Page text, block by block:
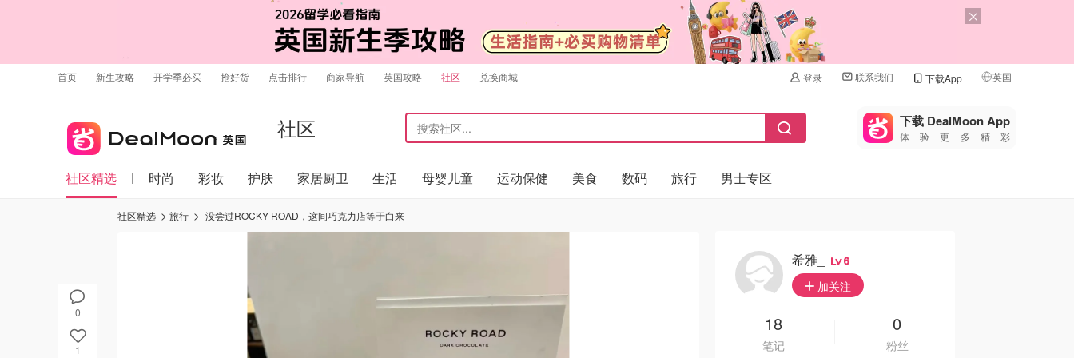
首页 新生攻略 开学季必买 抢好货 点击排行 商家导航 英国攻略 社区 兑换商城 登录 联系我们 下载App 英国
🇺🇸
🇨🇳 中国
社区 下载 DealMoon App
体验更多精彩
社区精选 时尚 彩妆 护肤 家居厨卫 生活 母婴儿童 运动保健 美食 数码 旅行 男士专区
0
1
社区精选 旅行 没尝过ROCKY ROAD，这间巧克力店等于白来
希雅_ 6
加关注
18
笔记
0
粉丝